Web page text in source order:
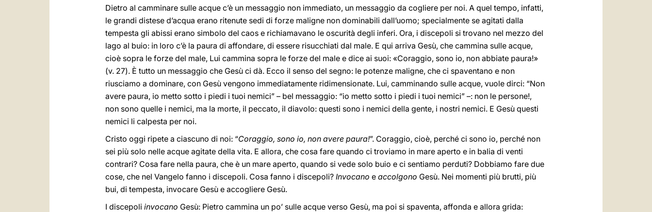
Dietro al camminare sulle acque c’è un messaggio non immediato, un messaggio da cogliere per noi. A quel tempo, infatti,
le grandi distese d’acqua erano ritenute sedi di forze maligne non dominabili dall’uomo; specialmente se agitati dalla
tempesta gli abissi erano simbolo del caos e richiamavano le oscurità degli inferi. Ora, i discepoli si trovano nel mezzo del
lago al buio: in loro c’è la paura di affondare, di essere risucchiati dal male. E qui arriva Gesù, che cammina sulle acque,
cioè sopra le forze del male, Lui cammina sopra le forze del male e dice ai suoi: «Coraggio, sono io, non abbiate paura!»
(v. 27). È tutto un messaggio che Gesù ci dà. Ecco il senso del segno: le potenze maligne, che ci spaventano e non
riusciamo a dominare, con Gesù vengono immediatamente ridimensionate. Lui, camminando sulle acque, vuole dirci: “Non
avere paura, io metto sotto i piedi i tuoi nemici” – bel messaggio: “io metto sotto i piedi i tuoi nemici” –: non le persone!,
non sono quelle i nemici, ma la morte, il peccato, il diavolo: questi sono i nemici della gente, i nostri nemici. E Gesù questi
nemici li calpesta per noi.
Cristo oggi ripete a ciascuno di noi: “Coraggio, sono io, non avere paura!”. Coraggio, cioè, perché ci sono io, perché non
sei più solo nelle acque agitate della vita. E allora, che cosa fare quando ci troviamo in mare aperto e in balia di venti
contrari? Cosa fare nella paura, che è un mare aperto, quando si vede solo buio e ci sentiamo perduti? Dobbiamo fare due
cose, che nel Vangelo fanno i discepoli. Cosa fanno i discepoli? Invocano e accolgono Gesù. Nei momenti più brutti, più
bui, di tempesta, invocare Gesù e accogliere Gesù.
I discepoli invocano Gesù: Pietro cammina un po’ sulle acque verso Gesù, ma poi si spaventa, affonda e allora grida: